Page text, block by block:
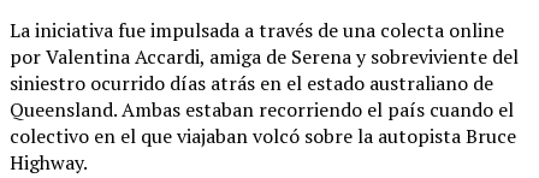
La iniciativa fue impulsada a través de una colecta online
por Valentina Accardi, amiga de Serena y sobreviviente del
siniestro ocurrido días atrás en el estado australiano de
Queensland. Ambas estaban recorriendo el país cuando el
colectivo en el que viajaban volcó sobre la autopista Bruce
Highway.